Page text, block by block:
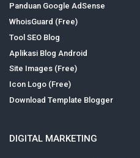
Panduan Google AdSense
WhoisGuard (Free)
Tool SEO Blog
Aplikasi Blog Android
Site Images (Free)
Icon Logo (Free)
Download Template Blogger
DIGITAL MARKETING